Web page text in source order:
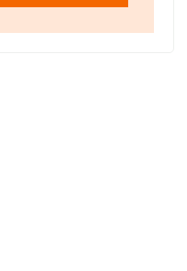
empresas, con ventas en
la media de empleados